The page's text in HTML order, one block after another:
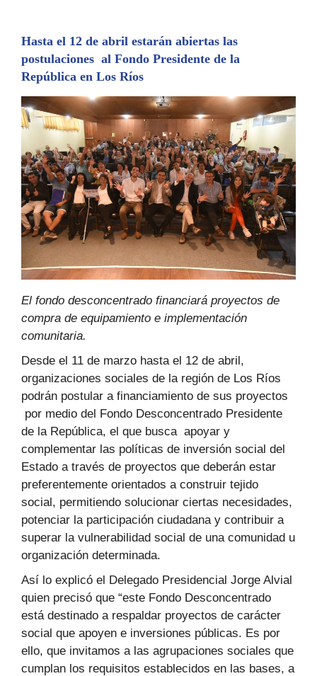
Hasta el 12 de abril estarán abiertas las
postulaciones al Fondo Presidente de la
República en Los Ríos
El fondo desconcentrado financiará proyectos de
compra de equipamiento e implementación
comunitaria.
Desde el 11 de marzo hasta el 12 de abril,
organizaciones sociales de la región de Los Ríos
podrán postular a financiamiento de sus proyectos
por medio del Fondo Desconcentrado Presidente
de la República, el que busca apoyar y
complementar las políticas de inversión social del
Estado a través de proyectos que deberán estar
preferentemente orientados a construir tejido
social, permitiendo solucionar ciertas necesidades,
potenciar la participación ciudadana y contribuir a
superar la vulnerabilidad social de una comunidad u
organización determinada.
Así lo explicó el Delegado Presidencial Jorge Alvial
quien precisó que “este Fondo Desconcentrado
está destinado a respaldar proyectos de carácter
social que apoyen e inversiones públicas. Es por
ello, que invitamos a las agrupaciones sociales que
cumplan los requisitos establecidos en las bases, a